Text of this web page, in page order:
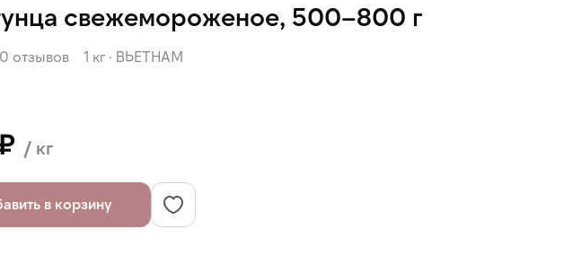
свежемороженое, 500–800 г
0 отзывов 1 кг · ВЬЕТНАМ
/ кг
в корзину